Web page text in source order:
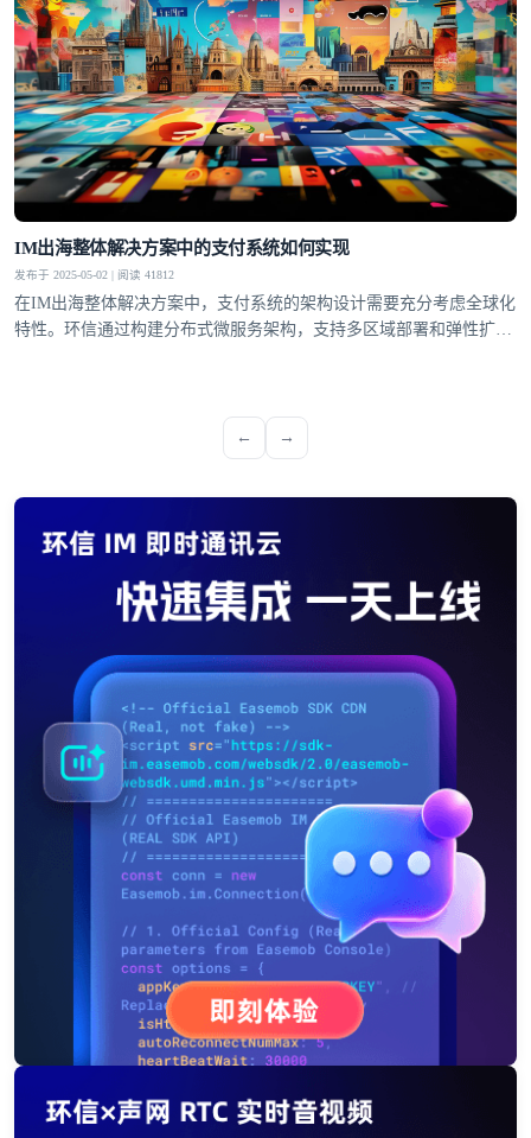
IM出海整体解决方案中的支付系统如何实现
发布于 2025-05-02 | 阅读 41812
在IM出海整体解决方案中，支付系统的架构设计需要充分考虑全球化
特性。环信通过构建分布式微服务架构，支持多区域部署和弹性扩
成了信用卡、电子钱包、本地银行转账等多种支付渠道，并针对
← →